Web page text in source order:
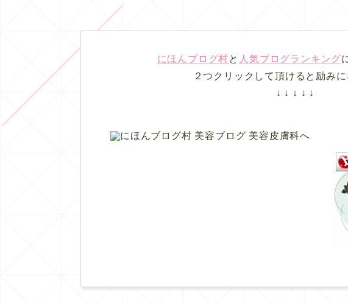
にほんブログ村と 人気ブログランキング
２つクリックして頂けると励み
↓ ↓ ↓ ↓ ↓